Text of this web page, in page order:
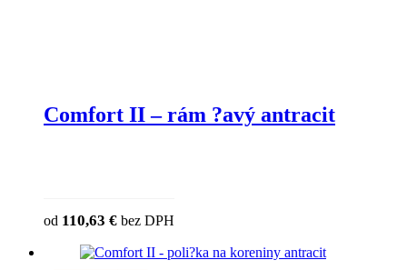
Comfort II – rám ?avý antracit
od 110,63 € bez DPH